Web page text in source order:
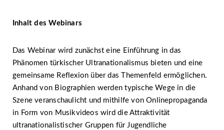
Inhalt des Webinars
Das Webinar wird zunächst eine Einführung in das
Phänomen türkischer Ultranationalismus bieten und eine
gemeinsame Reflexion über das Themenfeld ermöglichen.
Anhand von Biographien werden typische Wege in die
Szene veranschaulicht und mithilfe von Onlinepropaganda
in Form von Musikvideos wird die Attraktivität
ultranationalistischer Gruppen für Jugendliche